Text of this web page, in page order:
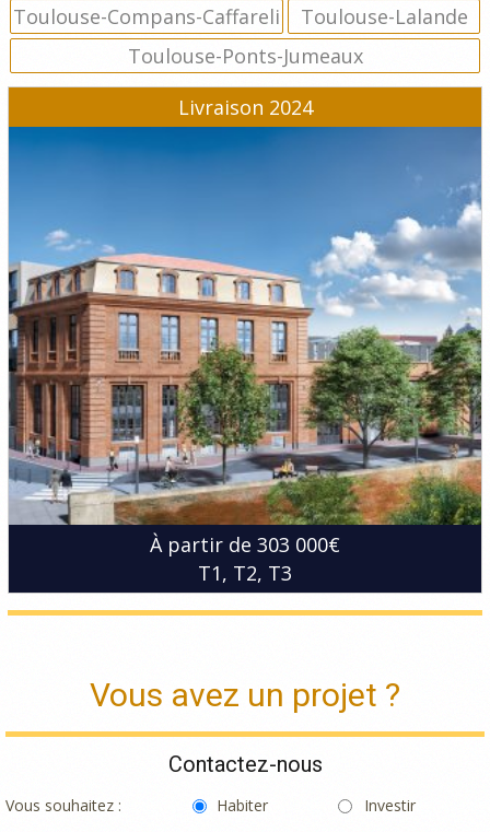
Toulouse-Compans-Caffareli
Toulouse-Lalande
Toulouse-Ponts-Jumeaux
Livraison 2024
À partir de 303 000€
T1 T2 T3
Vous avez un projet ?
Contactez-nous
Vous souhaitez : Habiter Investir